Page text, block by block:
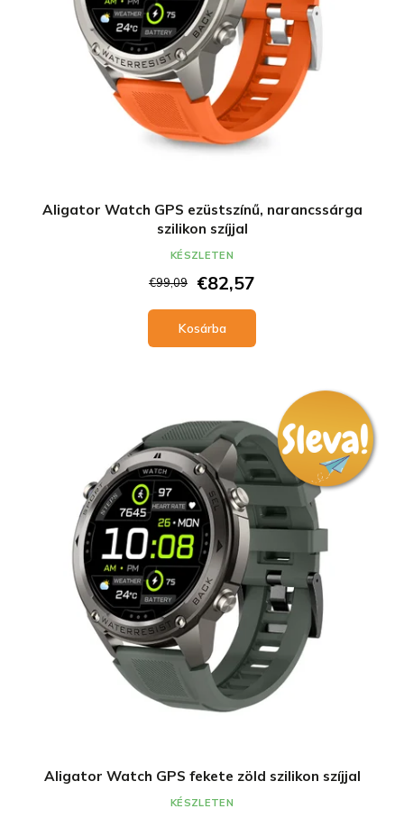
Aligator Watch GPS ezüstszínű, narancssárga
szilikon szíjjal
€99,09 €82,57
Kosárba
KÉSZLETEN
Aligator Watch GPS fekete zöld szilikon szíjjal
KÉSZLETEN